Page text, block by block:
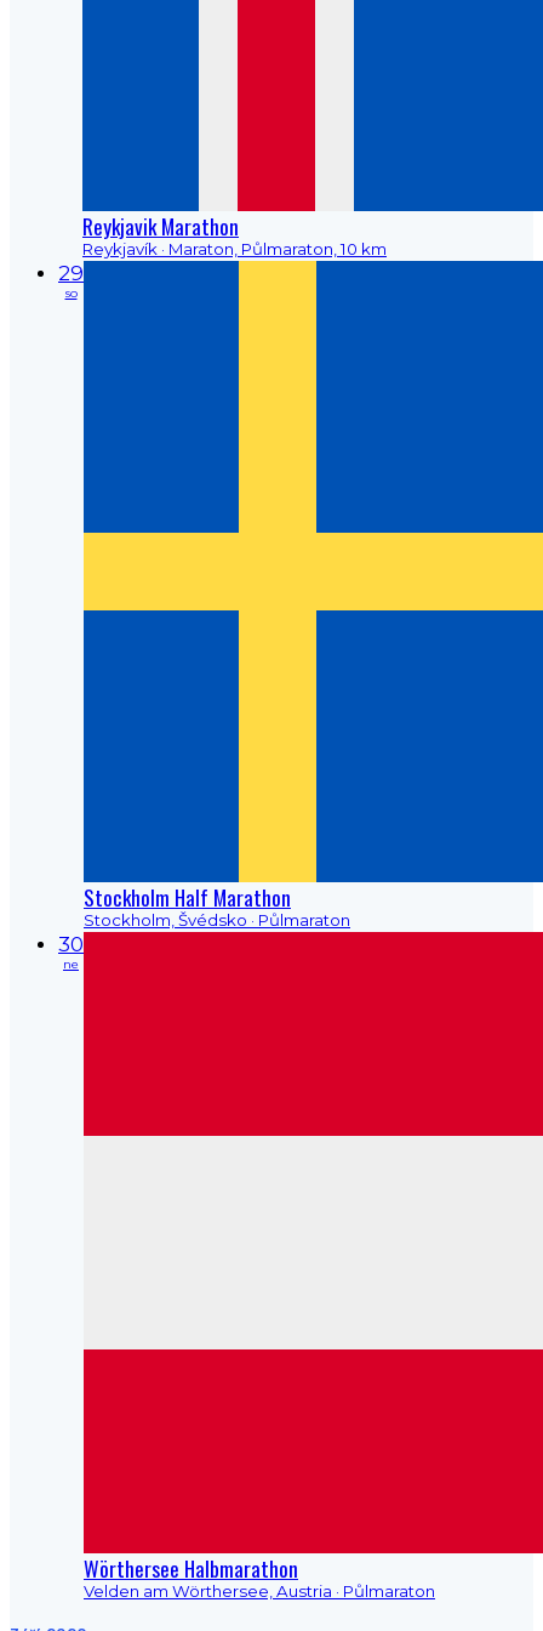
Reykjavik Marathon
Reykjavík · Maraton, Půlmaraton, 10 km
29
so
Stockholm Half Marathon
Stockholm, Švédsko · Půlmaraton
30
ne
Wörthersee Halbmarathon
Velden am Wörthersee, Austria · Půlmaraton